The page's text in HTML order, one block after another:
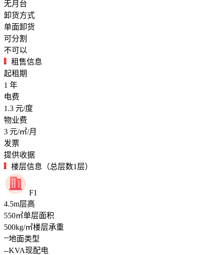
无月台
卸货方式
单面卸货
可分割
不可以
租售信息
起租期
1 年
电费
1.3 元/度
物业费
3 元/㎡/月
发票
提供收据
楼层信息（总层数1层）
F1
4.5m层高
550㎡单层面积
500kg/㎡楼层承重
--地面类型
--KVA现配电